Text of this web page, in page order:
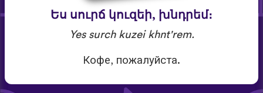
Ես սուրճ կուզեի, խնդրեմ։
Yes surch kuzei khnt'rem.
Кофе, пожалуйста.